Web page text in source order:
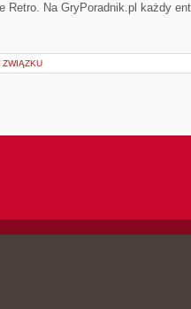
Retro. Na GryPoradnik.pl każdy
ZWIĄZKU